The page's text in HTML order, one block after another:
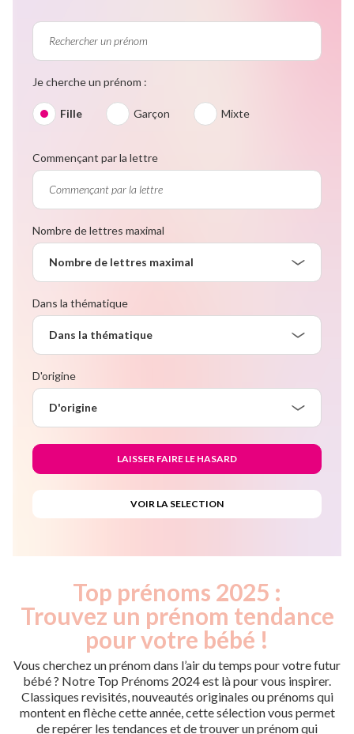
Je cherche un prénom :
Fille Garçon Mixte
Commençant par la lettre
Nombre de lettres maximal
Nombre de lettres maximal
Dans la thématique
Dans la thématique
D'origine
D'origine
Top prénoms 2025 :
Trouvez un prénom tendance
pour votre bébé !
Vous cherchez un prénom dans l’air du temps pour votre futur
bébé ? Notre Top Prénoms 2024 est là pour vous inspirer.
Classiques revisités, nouveautés originales ou prénoms qui
montent en flèche cette année, cette sélection vous permet
de repérer les tendances et de trouver un prénom qui